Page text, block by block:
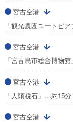
宮古空港
「観光農園ユートピ
宮古空港
「宮古島市総合博物
宮古空港
「人頭税石」…約15分
宮古空港